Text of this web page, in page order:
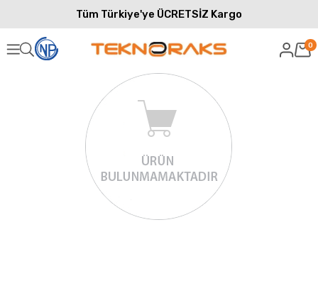
Tüm Türkiye'ye ÜCRETSİZ Kargo
0